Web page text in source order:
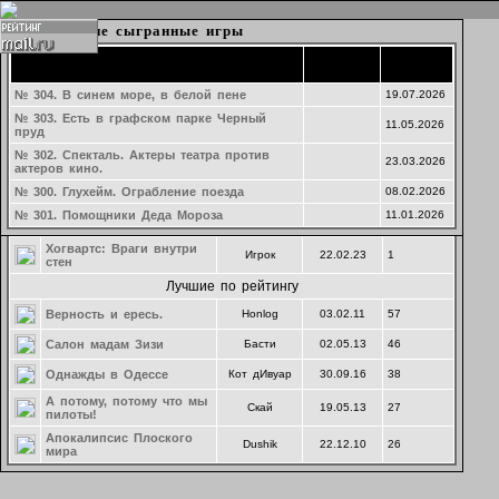
Набор в игру
Озеро ЛжеКомо
24.07.2026
Маф-Наволок. Молочный день 19.05.2026
Текущие игры
Партия 293. тест
20.02.2025
Подготовка затравок к играм
Последние предложения
Курорт на озере Лжекомо Ры
гугеноты среди нас MrStryde 22.04.26 20
Безумный день, или
женитьба Фигаро
Егор 01.06.24 0
Комитет общественного
спасения в нейросети
0
Хогвартс: Враги внутри
стен
Игрок 22.02.23 1
Лучшие по рейтингу
Верность и ересь. Honlog 03.02.11 57
Салон мадам Зизи Басти 02.05.13 46
Однажды в Одессе Кот дИвуар 30.09.16 38
А потому, потому что мы
пилоты!
Скай 19.05.13 27
Апокалипсис Плоского
мира
Dushik 22.12.10 26
Последние сыгранные игры
№ 304. В синем море, в белой пене
19.07.2026
№ 303. Есть в графском парке Черный
пруд
11.05.2026
№ 302. Спекталь. Актеры театра против
актеров кино.
23.03.2026
№ 300. Глухейм. Ограбление поезда 08.02.2026
№ 301. Помощники Деда Мороза 11.01.2026